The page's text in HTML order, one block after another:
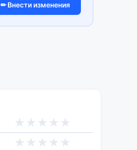
✏ Внести изменения
★
★
★
★
★
★
★
★
★
★